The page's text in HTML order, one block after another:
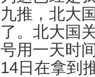
九推，北大
了。北大国
号用一天时
14日在拿到